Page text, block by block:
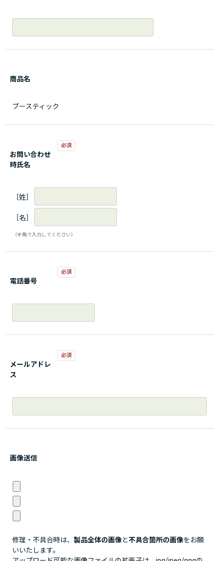
商品名
ブースティック
お問い合わせ
時氏名
［姓］
［名］
（全角で入力してください）
電話番号
メールアドレ
ス
画像送信
修理・不具合時は、 製品全体の画像と不具合箇所の画像をお願
いいたします。